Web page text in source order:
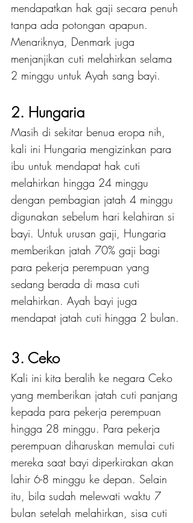
mendapatkan hak gaji secara penuh
tanpa ada potongan apapun.
Menariknya, Denmark juga
menjanjikan cuti melahirkan selama
2 minggu untuk Ayah sang bayi.
2. Hungaria
Masih di sekitar benua eropa nih,
kali ini Hungaria mengizinkan para
ibu untuk mendapat hak cuti
melahirkan hingga 24 minggu
dengan pembagian jatah 4 minggu
digunakan sebelum hari kelahiran si
bayi. Untuk urusan gaji, Hungaria
memberikan jatah 70% gaji bagi
para pekerja perempuan yang
sedang berada di masa cuti
melahirkan. Ayah bayi juga
mendapat jatah cuti hingga 2 bulan.
3. Ceko
Kali ini kita beralih ke negara Ceko
yang memberikan jatah cuti panjang
kepada para pekerja perempuan
hingga 28 minggu. Para pekerja
perempuan diharuskan memulai cuti
mereka saat bayi diperkirakan akan
lahir 6-8 minggu ke depan. Selain
itu, bila sudah melewati waktu 7
bulan setelah melahirkan, sisa cuti